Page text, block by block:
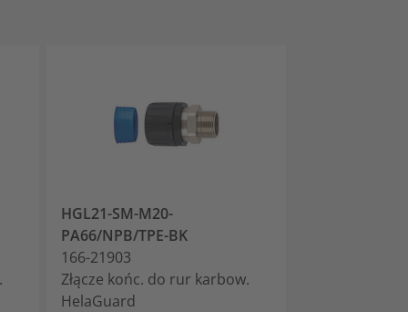
HGL21-SM-M20-
PA66/NPB/TPE-BK
166-21903
Złącze końc. do rur karbow.
HelaGuard